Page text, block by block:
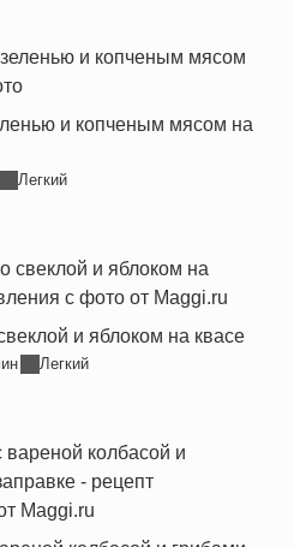
и копченым мясом на
Легкий
и яблоком на квасе
Легкий